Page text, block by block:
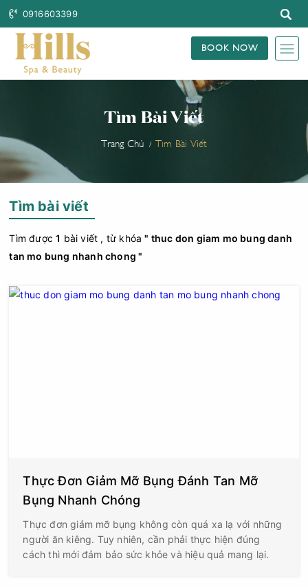
0916603399
BOOK NOW
Tìm Bài Viết
Trang Chủ Tìm Bài Viết
Tìm bài viết
Tìm được1 bài viết , từ khóa" thuc don giam mo bung danh
tan mo bung nhanh chong "
Thực Đơn Giảm Mỡ Bụng Đánh Tan Mỡ
Bụng Nhanh Chóng
Thực đơn giảm mỡ bụng không còn quá xa lạ với những
người ăn kiêng. Tuy nhiên, cần phải thực hiện đúng
cách thì mới đảm bảo sức khỏe và hiệu quả mang lại.